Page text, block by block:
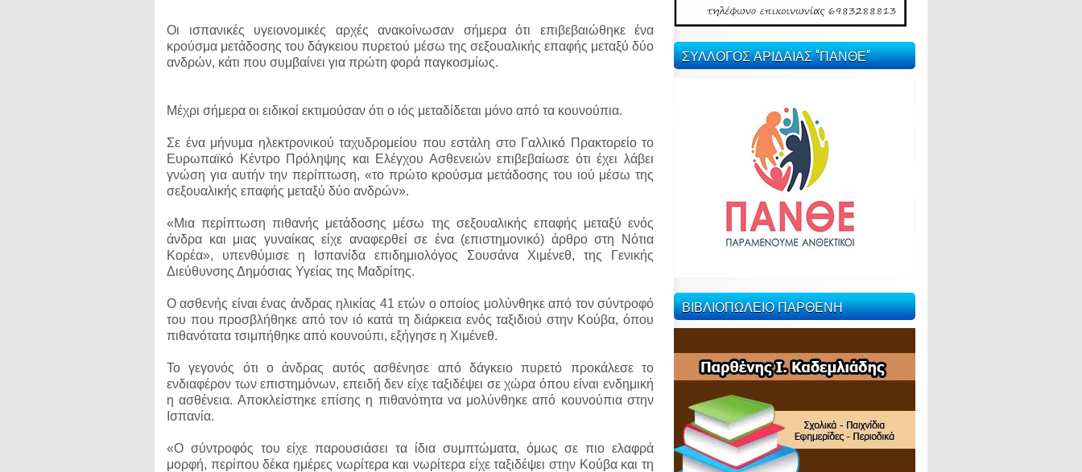
Οι ισπανικές υγειονομικές αρχές ανακοίνωσαν σήμερα ότι επιβεβαιώθηκε ένα
κρούσμα μετάδοσης του δάγκειου πυρετού μέσω της σεξουαλικής επαφής μεταξύ δύο
ανδρών, κάτι που συμβαίνει για πρώτη φορά παγκοσμίως.
Μέχρι σήμερα οι ειδικοί εκτιμούσαν ότι ο ιός μεταδίδεται μόνο από τα κουνούπια.
Σε ένα μήνυμα ηλεκτρονικού ταχυδρομείου που εστάλη στο Γαλλικό Πρακτορείο το
Ευρωπαϊκό Κέντρο Πρόληψης και Ελέγχου Ασθενειών επιβεβαίωσε ότι έχει λάβει
γνώση για αυτήν την περίπτωση, «το πρώτο κρούσμα μετάδοσης του ιού μέσω της
σεξουαλικής επαφής μεταξύ δύο ανδρών».
«Μια περίπτωση πιθανής μετάδοσης μέσω της σεξουαλικής επαφής μεταξύ ενός
άνδρα και μιας γυναίκας είχε αναφερθεί σε ένα (επιστημονικό) άρθρο στη Νότια
Κορέα», υπενθύμισε η Ισπανίδα επιδημιολόγος Σουσάνα Χιμένεθ, της Γενικής
Διεύθυνσης Δημόσιας Υγείας της Μαδρίτης.
Ο ασθενής είναι ένας άνδρας ηλικίας 41 ετών ο οποίος μολύνθηκε από τον σύντροφό
του που προσβλήθηκε από τον ιό κατά τη διάρκεια ενός ταξιδιού στην Κούβα, όπου
πιθανότατα τσιμπήθηκε από κουνούπι, εξήγησε η Χιμένεθ.
Το γεγονός ότι ο άνδρας αυτός ασθένησε από δάγκειο πυρετό προκάλεσε το
ενδιαφέρον των επιστημόνων, επειδή δεν είχε ταξιδέψει σε χώρα όπου είναι ενδημική
η ασθένεια. Αποκλείστηκε επίσης η πιθανότητα να μολύνθηκε από κουνούπια στην
Ισπανία.
«Ο σύντροφός του είχε παρουσιάσει τα ίδια συμπτώματα, όμως σε πιο ελαφρά
μορφή, περίπου δέκα ημέρες νωρίτερα και νωρίτερα είχε ταξιδέψει στην Κούβα και τη
ΣΥΛΛΟΓΟΣ ΑΡΙΔΑΙΑΣ "ΠΑΝΘΕ"
ΒΙΒΛΙΟΠΩΛΕΙΟ ΠΑΡΘΕΝΗ